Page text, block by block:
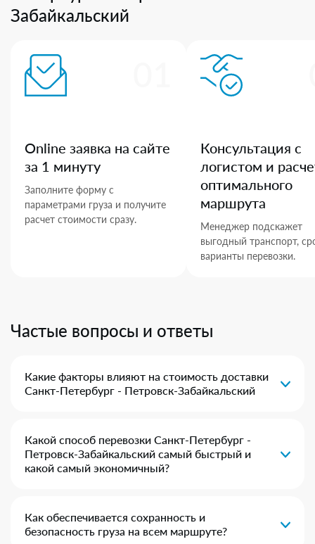
Забайкальский
Online заявка на сайте
за 1 минуту
Заполните форму с
параметрами груза и получите
расчет стоимости сразу.
Консультация с
логистом и
оптимального
маршрута
Менеджер подскажет
выгодный транспорт,
варианты перевозки.
Частые вопросы и ответы
Какие факторы влияют на стоимость доставки
Санкт-Петербург - Петровск-Забайкальский
Какой способ перевозки Санкт-Петербург -
Петровск-Забайкальский самый быстрый и
какой самый экономичный?
Как обеспечивается сохранность и
безопасность груза на всем маршруте?